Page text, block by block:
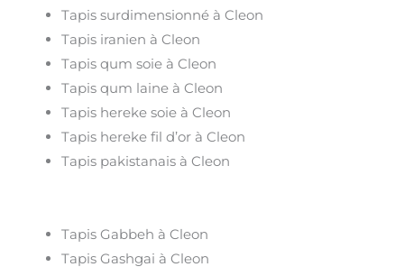
Tapis surdimensionné à Cleon
Tapis iranien à Cleon
Tapis qum soie à Cleon
Tapis qum laine à Cleon
Tapis hereke soie à Cleon
Tapis hereke fil d’or à Cleon
Tapis pakistanais à Cleon
Tapis Gabbeh à Cleon
Tapis Gashgai à Cleon